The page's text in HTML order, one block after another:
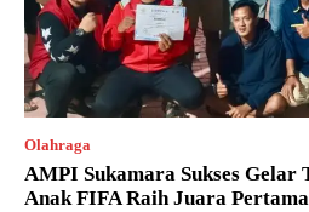
Olahraga
AMPI Sukamara Sukses Gelar
Anak FIFA Raih Juara Pertama